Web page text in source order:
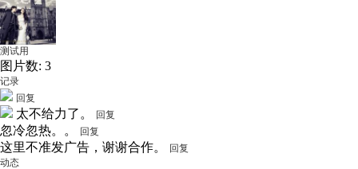
测试用
图片数: 3
记录
回复
太不给力了。 回复
忽冷忽热。。 回复
这里不准发广告，谢谢合作。
回复
动态